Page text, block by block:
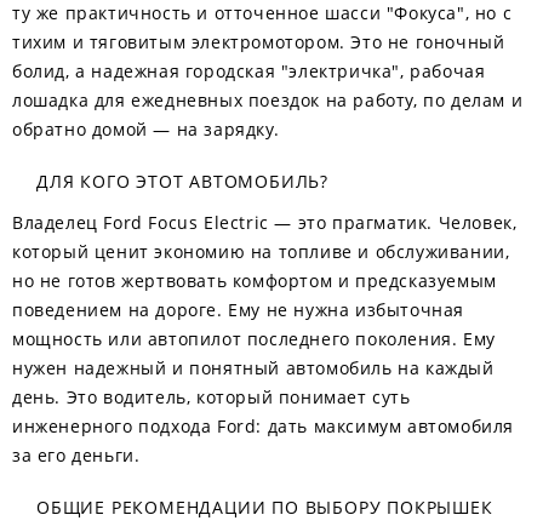
ту же практичность и отточенное шасси "Фокуса", но с
тихим и тяговитым электромотором. Это не гоночный
болид, а надежная городская "электричка", рабочая
лошадка для ежедневных поездок на работу, по делам и
обратно домой — на зарядку.
ДЛЯ КОГО ЭТОТ АВТОМОБИЛЬ?
Владелец Ford Focus Electric — это прагматик. Человек,
который ценит экономию на топливе и обслуживании,
но не готов жертвовать комфортом и предсказуемым
поведением на дороге. Ему не нужна избыточная
мощность или автопилот последнего поколения. Ему
нужен надежный и понятный автомобиль на каждый
день. Это водитель, который понимает суть
инженерного подхода Ford: дать максимум автомобиля
за его деньги.
ОБЩИЕ РЕКОМЕНДАЦИИ ПО ВЫБОРУ ПОКРЫШЕК